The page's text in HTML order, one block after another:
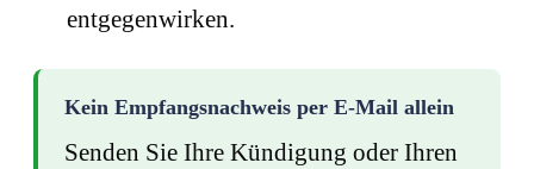
entgegenwirken.
Kein Empfangsnachweis per E-Mail allein
Senden Sie Ihre Kündigung oder Ihren